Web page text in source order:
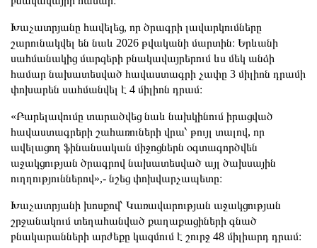
Խաչատրյանը հավելեց, որ ծրագրի լավարկումները
շարունակվել են նաև 2026 թվականի մարտին։ Երևանի
սահմանակից մարզերի բնակավայրերում ևս մեկ անձի
համար նախատեսված հավաստագրի չափը 3 միլիոն դրամի
փոխարեն սահմանվել է 4 միլիոն դրամ։
«Բարելավումը տարածվեց նաև նախկինում իրացված
հավաստագրերի շահառուների վրա՝ թույլ տալով, որ
ավելացող ֆինանսական միջոցներն օգտագործվեն
աջակցության ծրագրով նախատեսված այլ ծախսային
ուղղություններով»,- նշեց փոխվարչապետը։
Խաչատրյանի խոսքով՝ Կառավարության աջակցության
շրջանակում տեղահանված քաղաքացիների գնած
բնակարանների արժեքը կազմում է շուրջ 48 միլիարդ դրամ։